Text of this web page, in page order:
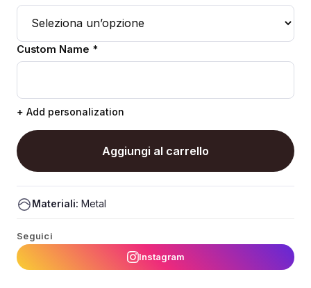
Custom Name *
+ Add personalization
Aggiungi al carrello
Materiali: Metal
Seguici
Instagram